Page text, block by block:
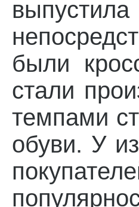
были
стали
темпами
обуви. У